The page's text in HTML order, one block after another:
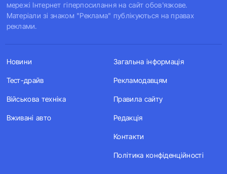
мережі Інтернет гіперпосилання на сайт обов'язкове.
Матеріали зі знаком "Реклама" публікуються на правах
реклами.
Новини
Тест-драйв
Військова техніка
Вживані авто
Загальна інформація
Рекламодавцям
Правила сайту
Редакція
Контакти
Політика конфіденційності